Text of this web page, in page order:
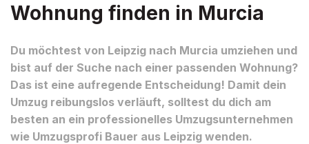
Wohnung finden in Murcia
Du möchtest von Leipzig nach Murcia umziehen und
bist auf der Suche nach einer passenden Wohnung?
Das ist eine aufregende Entscheidung! Damit dein
Umzug reibungslos verläuft, solltest du dich am
besten an ein professionelles Umzugsunternehmen
wie Umzugsprofi Bauer aus Leipzig wenden.